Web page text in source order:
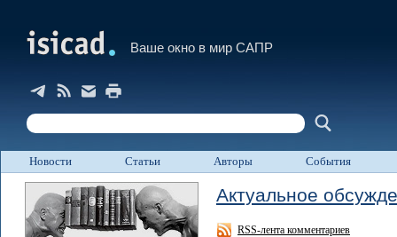
Ваше окно в мир САПР
Новости Статьи Авторы События
Актуальное
RSS-лента комментариев